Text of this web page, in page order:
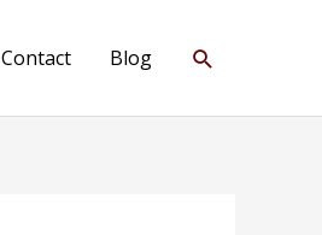
Contact Blog Search